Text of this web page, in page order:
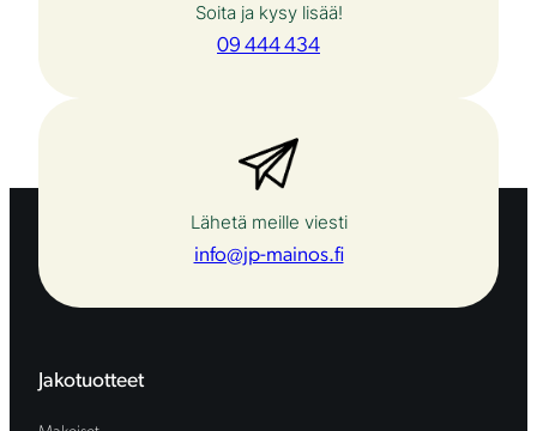
Soita ja kysy lisää!
09 444 434
Lähetä meille viesti
info@jp-mainos.fi
Jakotuotteet